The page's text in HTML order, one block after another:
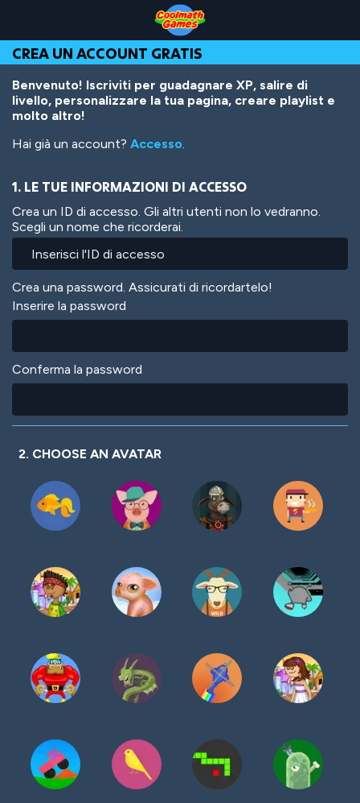
Top
of
Page
Navigation
Main
Content
Footer
contenuto
principale
CREA UN ACCOUNT GRATIS
Benvenuto! Iscriviti per guadagnare XP, salire di
livello, personalizzare la tua pagina, creare playlist e
molto altro!
Hai già un account? Accesso.
1. LE TUE INFORMAZIONI DI ACCESSO
Crea un ID di accesso. Gli altri utenti non lo vedranno.
Scegli un nome che ricorderai.
Crea una password. Assicurati di ricordartelo!
Inserire la password
Conferma la password
2. CHOOSE AN AVATAR